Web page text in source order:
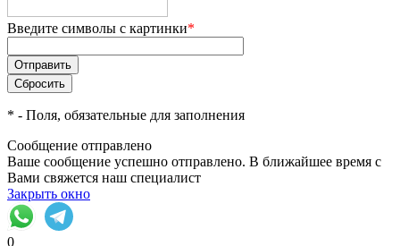
Введите символы с картинки*
* - Поля, обязательные для заполнения
Сообщение отправлено
Ваше сообщение успешно отправлено. В ближайшее время с
Вами свяжется наш специалист
Закрыть окно
0